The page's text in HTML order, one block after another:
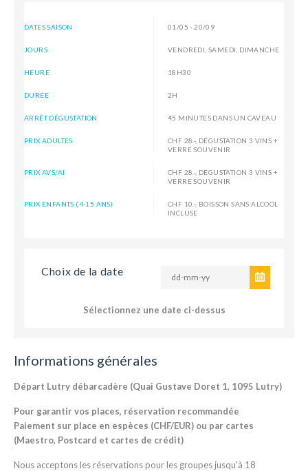
DATES SAISON 01/05 - 20/09
JOURS VENDREDI, SAMEDI, DIMANCHE
HEURE 18H30
DURÉE 2H
ARRÊT DÉGUSTATION 45 MINUTES DANS UN CAVEAU
PRIX ADULTES
CHF 28.-, DÉGUSTATION 3 VINS +
VERRE SOUVENIR
PRIX AVS/AI
CHF 28.-, DÉGUSTATION 3 VINS +
VERRE SOUVENIR
PRIX ENFANTS (4-15 ANS)
CHF 10.-, BOISSON SANS ALCOOL
INCLUSE
Choix de la date
Sélectionnez une date ci-dessus
Informations générales
Départ Lutry débarcadère (Quai Gustave Doret 1, 1095 Lutry)
Pour garantir vos places, réservation recommandée
Paiement sur place en espèces (CHF/EUR) ou par cartes
(Maestro, Postcard et cartes de crédit)
Nous acceptons les réservations pour les groupes jusqu'à 18